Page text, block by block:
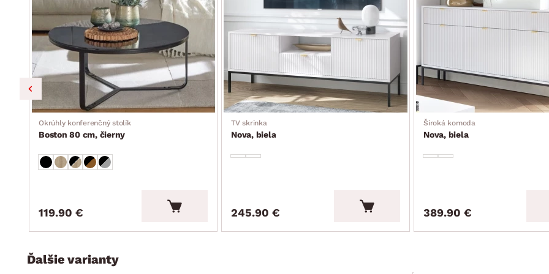
funkcia rozkladu na príležitostné lôžko: plocha 124×210 cm (výsuvný typ rozkladu, konštrukcia kov/drevo, na kolieskach
potiahnutá látkou)
úložný priestor (pod otomanom, vyklápacia kovová konštrukcia)
moderný elegantný dizajn
dodávané v čiastočnom demonte
Okrúhly konferenčný stolík
Boston 80 cm, čierny
119.90 €
TV skrinka
Nova, biela
245.90 €
Široká komoda
Nova, biela
389.90 €
Ďalšie varianty